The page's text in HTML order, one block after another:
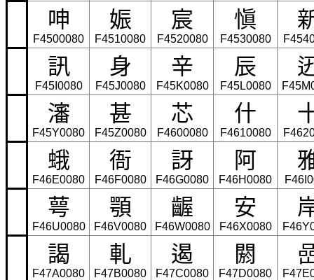
呻
F4500080
娠
F4510080
宸
F4520080
愼
F4530080
訊
F45I0080
身
F45J0080
辛
F45K0080
辰
F45L0080
瀋
F45Y0080
甚
F45Z0080
芯
F4600080
什
F4610080
蛾
F46E0080
衙
F46F0080
訝
F46G0080
阿
F46H0080
萼
F46U0080
顎
F46V0080
齷
F46W0080
安
F46X0080
謁
F47A0080
軋
F47B0080
遏
F47C0080
閼
F47D0080